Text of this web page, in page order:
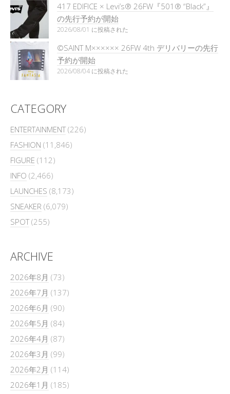
417 EDIFICE × Levi’s® 26FW『501®︎ “Black”』
の先行予約が開始
2026/08/01 に投稿された
©SAINT M×××××× 26FW 4th デリバリーの先行
予約が開始
2026/08/04 に投稿された
CATEGORY
ENTERTAINMENT(226)
FASHION (11,846)
FIGURE (112)
INFO (2,466)
LAUNCHES (8,173)
SNEAKER (6,079)
SPOT(255)
ARCHIVE
2026年8月 (73)
2026年7月 (137)
2026年6月 (90)
2026年5月 (84)
2026年4月 (87)
2026年3月 (99)
2026年2月 (114)
2026年1月 (185)